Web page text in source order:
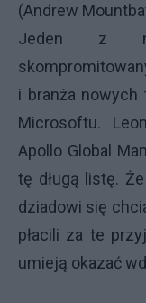
(Andrew
Jeden z
i branża
Microsoftu.
Apollo Global
tę długą listę.
dziadowi się
płacili za te
umieją okazać